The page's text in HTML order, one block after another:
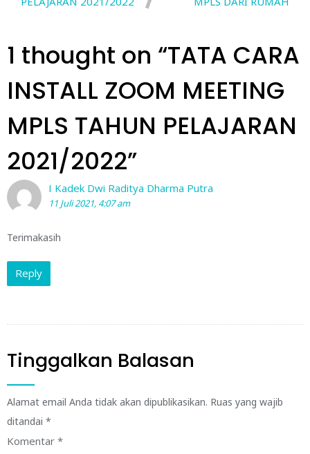
1 thought on “TATA CARA
INSTALL ZOOM MEETING
MPLS TAHUN PELAJARAN
2021/2022”
I Kadek Dwi Raditya Dharma Putra
11 Juli 2021, 4:07 am
Terimakasih
Reply
Tinggalkan Balasan
Alamat email Anda tidak akan dipublikasikan. Ruas yang wajib
ditandai *
Komentar *